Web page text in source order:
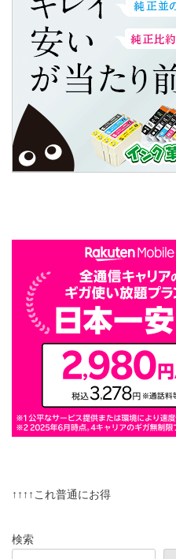
↑↑↑↑これ普通にお得
検索